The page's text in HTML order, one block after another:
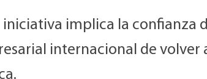
iniciativa implica la confianza
internacional de volver